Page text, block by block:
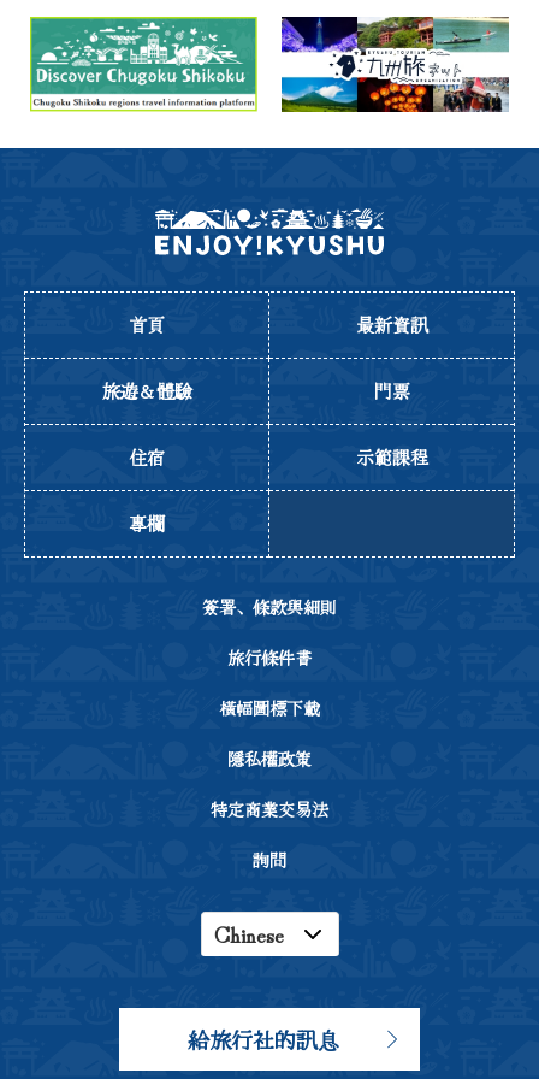
首頁 最新資訊
旅遊＆體驗 門票
住宿 示範課程
專欄
簽署、條款與細則
旅行條件書
橫幅圖標下載
隱私權政策
特定商業交易法
詢問
Japanese
Korean
Chinese
給旅行社的訊息